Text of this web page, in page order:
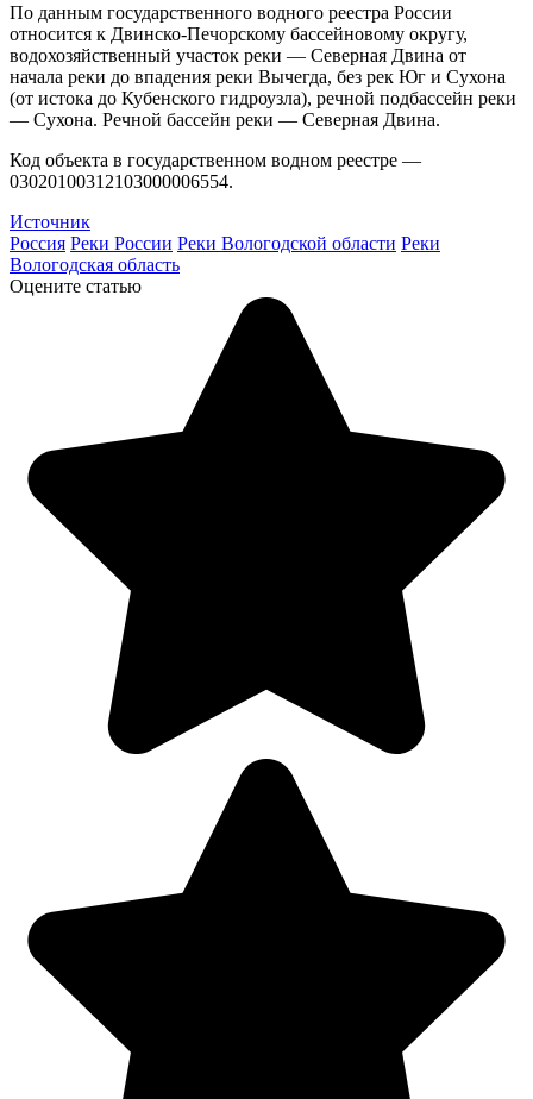
По данным государственного водного реестра России
относится к Двинско-Печорскому бассейновому округу,
водохозяйственный участок реки — Северная Двина от
начала реки до впадения реки Вычегда, без рек Юг и Сухона
(от истока до Кубенского гидроузла), речной подбассейн реки
— Сухона. Речной бассейн реки — Северная Двина.
Код объекта в государственном водном реестре —
03020100312103000006554.
Источник
Россия Реки России Реки Вологодской области Реки
Вологодская область
Оцените статью